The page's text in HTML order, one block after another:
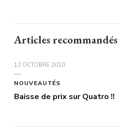
Articles recommandés
12 OCTOBRE 2010
NOUVEAUTÉS
Baisse de prix sur Quatro !!